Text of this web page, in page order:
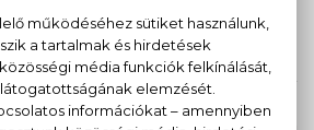
KAPCSOLÓDÓ TERMÉKEK